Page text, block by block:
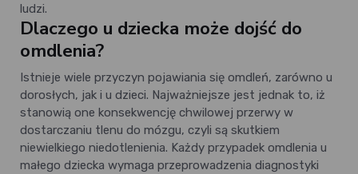
ludzi.
Dlaczego u dziecka może dojść do
omdlenia?
Istnieje wiele przyczyn pojawiania się omdleń, zarówno u
dorosłych, jak i u dzieci. Najważniejsze jest jednak to, iż
stanowią one konsekwencję chwilowej przerwy w
dostarczaniu tlenu do mózgu, czyli są skutkiem
niewielkiego niedotlenienia. Każdy przypadek omdlenia u
małego dziecka wymaga przeprowadzenia diagnostyki